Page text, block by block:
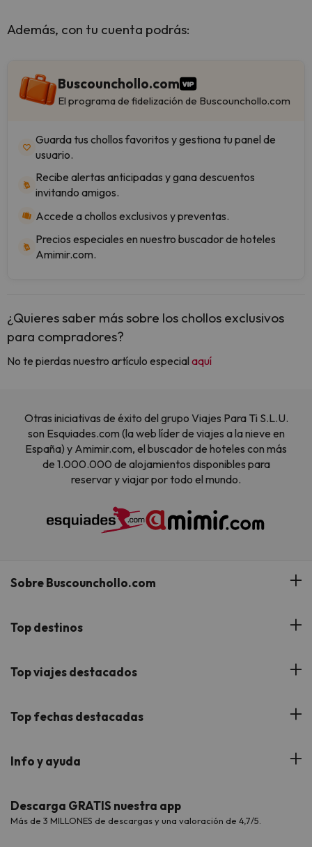
Además, con tu cuenta podrás:
Buscounchollo.com
El programa de fidelización de Buscounchollo.com
Guarda tus chollos favoritos y gestiona tu panel de
usuario.
Recibe alertas anticipadas y gana descuentos
invitando amigos.
Accede a chollos exclusivos y preventas.
Precios especiales en nuestro buscador de hoteles
Amimir.com.
¿Quieres saber más sobre los chollos exclusivos
para compradores?
No te pierdas nuestro artículo especial aquí
Otras iniciativas de éxito del grupo Viajes Para Ti S.L.U.
son Esquiades.com (la web líder de viajes a la nieve en
España) y Amimir.com, el buscador de hoteles con más
de 1.000.000 de alojamientos disponibles para
reservar y viajar por todo el mundo.
Sobre Buscounchollo.com
¿Quiénes somos?
Buscounchollo en los medios
Proveedores
Viajes para grupos
Top destinos
Hoteles Andalucía
Hoteles Cataluña
Hoteles Galicia
Top viajes destacados
Viajes con Niños
Viajes de Novios
Chollos con Todo Incluido
Top fechas destacadas
Verano
Vacaciones en Agosto
Info y ayuda
Contáctanos
Preguntas frecuentes
Descarga GRATIS nuestra app
Más de 3 MILLONES de descargas y una valoración de 4,7/5.